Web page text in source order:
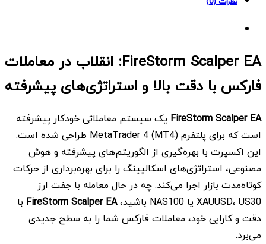
FireStorm Scalper EA: انقلاب در معاملات
فارکس با دقت بالا و استراتژی‌های پیشرفته
FireStorm Scalper EA یک سیستم معاملاتی خودکار پیشرفته
است که برای پلتفرم MetaTrader 4 (MT4) طراحی شده است.
این اکسپرت با بهره‌گیری از الگوریتم‌های پیشرفته و هوش
مصنوعی، استراتژی‌های اسکالپینگ را برای بهره‌برداری از حرکات
کوتاه‌مدت بازار اجرا می‌کند. چه در حال معامله با جفت ارز
XAUUSD، US30 یا NAS100 باشید،
FireStorm Scalper EA با
دقت و کارایی خود، معاملات فارکس شما را به سطح جدیدی
می‌برد.